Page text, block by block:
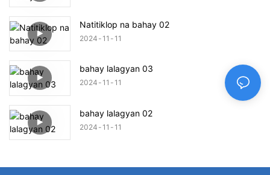
Natitiklop na bahay 02
2024 11 11
bahay lalagyan 03
2024 11 11
bahay lalagyan 02
2024 11 11